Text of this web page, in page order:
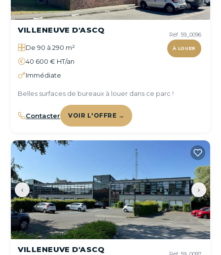
Réf. 59_0096
À LOUER
VILLENEUVE D'ASCQ
De 90 à 290 m²
40 600 € HT/an
Immédiate
Belles surfaces de bureaux à louer dans ce parc !
Contacter VOIR L'OFFRE →
‹ ›
VILLENEUVE D'ASCQ